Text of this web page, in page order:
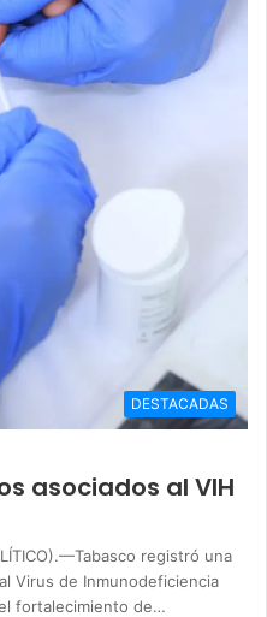
DESTACADAS
asociados al VIH
registró una
Virus de Inmunodeficiencia
fortalecimiento de…